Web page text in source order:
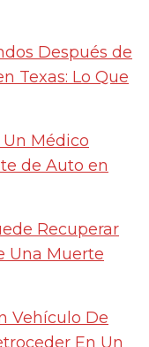
Después de
Texas: Lo Que
Un Médico
de Auto en
Recuperar
Una Muerte
Vehículo De
En Un